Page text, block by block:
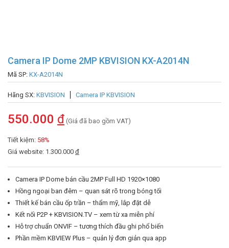
Camera IP Dome 2MP KBVISION KX-A2014N
Mã SP: KX-A2014N
Hãng SX: KBVISION Camera IP KBVISION
550.000 đ (Giá đã bao gồm VAT)
Tiết kiệm: 58%
Giá website: 1.300.000 đ
Camera IP Dome bán cầu 2MP Full HD 1920×1080
Hồng ngoại ban đêm – quan sát rõ trong bóng tối
Thiết kế bán cầu ốp trần – thẩm mỹ, lắp đặt dễ
Kết nối P2P + KBVISION.TV – xem từ xa miễn phí
Hỗ trợ chuẩn ONVIF – tương thích đầu ghi phổ biến
Phần mềm KBVIEW Plus – quản lý đơn giản qua app